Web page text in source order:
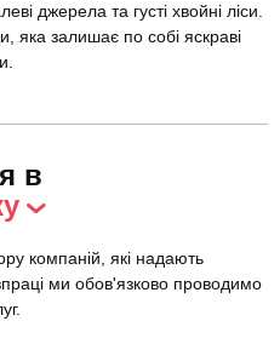
джерела та густі хвойні ліси.
яка залишає по собі яскраві
в
компаній, які надають
ми обов'язково проводимо